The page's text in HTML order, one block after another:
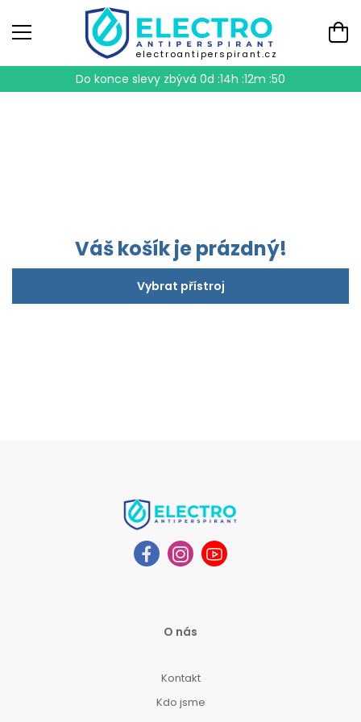
electroantiperspirant.cz
Do konce slevy zbývá 0d :14h :12m :50
Váš košík je prázdný!
Vybrat přístroj
O nás
Kontakt
Kdo jsme